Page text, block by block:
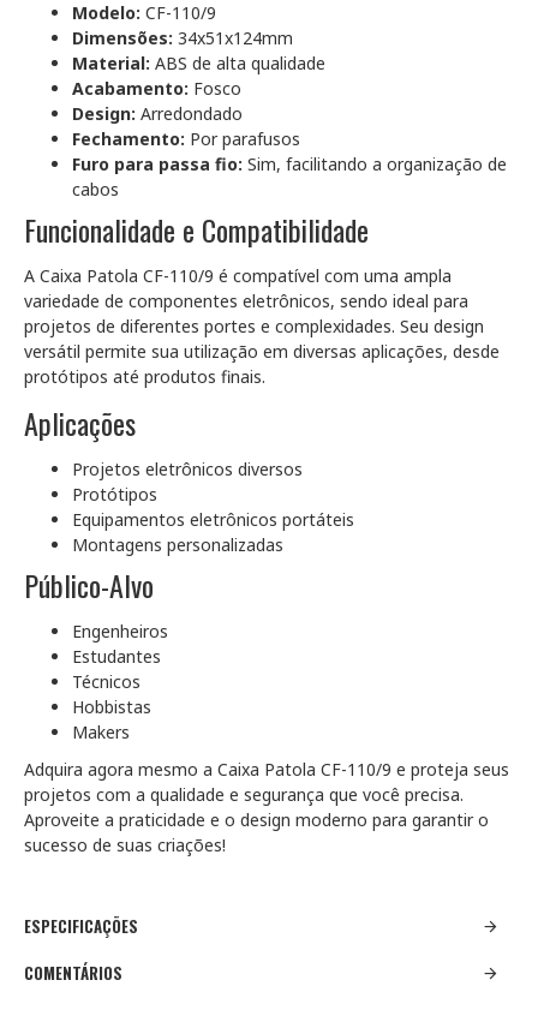
Modelo: CF-110/9
Dimensões: 34x51x124mm
Material: ABS de alta qualidade
Acabamento: Fosco
Design: Arredondado
Fechamento: Por parafusos
Furo para passa fio: Sim, facilitando a organização de
cabos
Funcionalidade e Compatibilidade
A Caixa Patola CF-110/9 é compatível com uma ampla
variedade de componentes eletrônicos, sendo ideal para
projetos de diferentes portes e complexidades. Seu design
versátil permite sua utilização em diversas aplicações, desde
protótipos até produtos finais.
Aplicações
Projetos eletrônicos diversos
Protótipos
Equipamentos eletrônicos portáteis
Montagens personalizadas
Público-Alvo
Engenheiros
Estudantes
Técnicos
Hobbistas
Makers
Adquira agora mesmo a Caixa Patola CF-110/9 e proteja seus
projetos com a qualidade e segurança que você precisa.
Aproveite a praticidade e o design moderno para garantir o
sucesso de suas criações!
ESPECIFICAÇÕES
COMENTÁRIOS